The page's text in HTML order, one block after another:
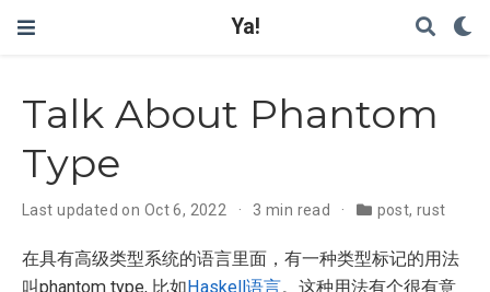
Ya!
Talk About Phantom
Type
Last updated on Oct 6, 2022 3 min read post,rust
在具有高级类型系统的语言里面，有一种类型标记的用法
叫phantom type, 比如 Haskell语言。这种用法有个很有意